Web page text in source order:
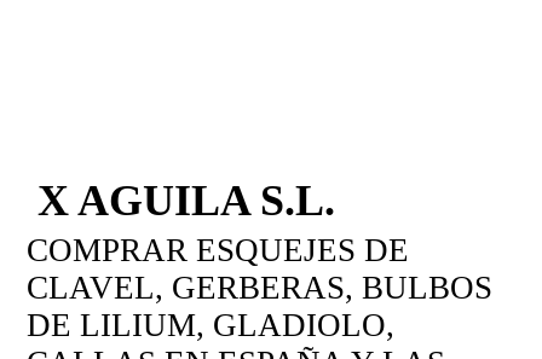
X AGUILA S.L.
COMPRAR ESQUEJES DE
CLAVEL, GERBERAS, BULBOS
DE LILIUM, GLADIOLO,